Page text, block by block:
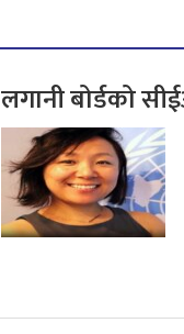
लगानी बोर्डको